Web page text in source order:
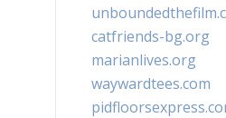
catfriends-bg.org
marianlives.org
waywardtees.com